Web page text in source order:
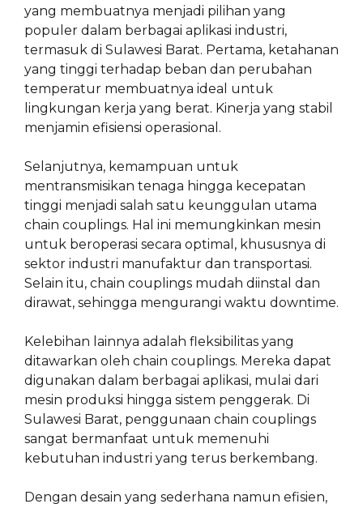
yang membuatnya menjadi pilihan yang
populer dalam berbagai aplikasi industri,
termasuk di Sulawesi Barat. Pertama, ketahanan
yang tinggi terhadap beban dan perubahan
temperatur membuatnya ideal untuk
lingkungan kerja yang berat. Kinerja yang stabil
menjamin efisiensi operasional.
Selanjutnya, kemampuan untuk
mentransmisikan tenaga hingga kecepatan
tinggi menjadi salah satu keunggulan utama
chain couplings. Hal ini memungkinkan mesin
untuk beroperasi secara optimal, khususnya di
sektor industri manufaktur dan transportasi.
Selain itu, chain couplings mudah diinstal dan
dirawat, sehingga mengurangi waktu downtime.
Kelebihan lainnya adalah fleksibilitas yang
ditawarkan oleh chain couplings. Mereka dapat
digunakan dalam berbagai aplikasi, mulai dari
mesin produksi hingga sistem penggerak. Di
Sulawesi Barat, penggunaan chain couplings
sangat bermanfaat untuk memenuhi
kebutuhan industri yang terus berkembang.
Dengan desain yang sederhana namun efisien,